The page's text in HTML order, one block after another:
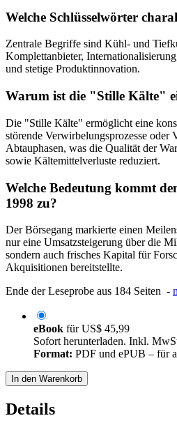
Welche Schlüsselwörter
Zentrale Begriffe sind Kühl- und
Komplettanbieter,
und stetige Produktinnovation.
Warum ist die "Stille Kälte"
Die "Stille Kälte" ermöglicht eine
störende Verwirbelungsprozesse oder
Abtauphasen, was die Qualität der
sowie Kältemittelverluste reduziert.
Welche Bedeutung kommt
1998 zu?
Der Börsegang markierte einen
nur eine Umsatzsteigerung über die
sondern auch frisches Kapital für
Akquisitionen bereitstellte.
Ende der Leseprobe aus 184 Seiten -
eBook fürUS$ 45,99
Sofort herunterladen. Inkl.
Format: PDF und ePUB – für
In den Warenkorb
Details